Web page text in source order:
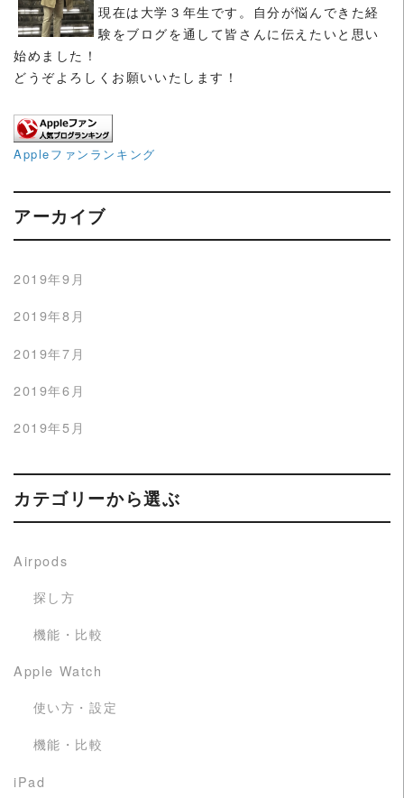
現在は大学３年生です。自分が悩んできた経
験をブログを通して皆さんに伝えたいと思い
始めました！
どうぞよろしくお願いいたします！
Appleファンランキング
アーカイブ
2019年9月
2019年8月
2019年7月
2019年6月
2019年5月
カテゴリーから選ぶ
Airpods
探し方
機能・比較
Apple Watch
使い方・設定
機能・比較
iPad